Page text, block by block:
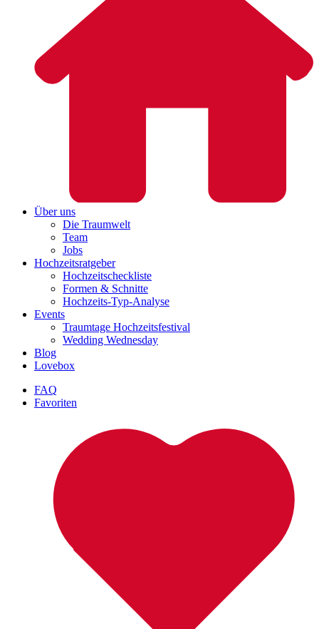
Über uns
Die Traumwelt
Team
Jobs
Hochzeitsratgeber
Hochzeitscheckliste
Formen & Schnitte
Hochzeits-Typ-Analyse
Events
Traumtage Hochzeitsfestival
Wedding Wednesday
Blog
Lovebox
FAQ
Favoriten